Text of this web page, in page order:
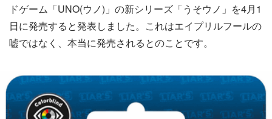
ドゲーム「UNO(ウノ)」の新シリーズ「うそウノ」を4月1
日に発売すると発表しました。これはエイプリルフールの
嘘ではなく、本当に発売されるとのことです。